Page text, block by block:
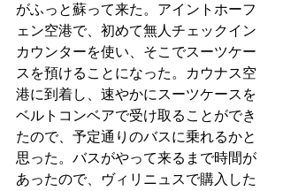
がふっと蘇って来た。アイントホーフ
ェン空港で、初めて無人チェックイン
カウンターを使い、そこでスーツケー
スを預けることになった。カウナス空
港に到着し、速やかにスーツケースを
ベルトコンベアで受け取ることができ
たので、予定通りのバスに乗れるかと
思った。バスがやって来るまで時間が
あったので、ヴィリニュスで購入した